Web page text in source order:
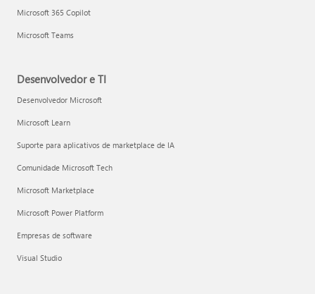
Microsoft 365 Copilot
Microsoft Teams
Desenvolvedor e TI
Desenvolvedor Microsoft
Microsoft Learn
Suporte para aplicativos de marketplace de IA
Comunidade Microsoft Tech
Microsoft Marketplace
Microsoft Power Platform
Empresas de software
Visual Studio